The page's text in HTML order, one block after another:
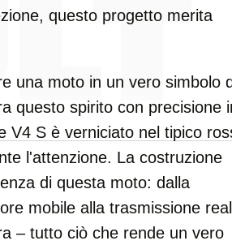
questo progetto merita
una moto in un vero simbolo
questo spirito con precisione
V4 S è verniciato nel tipico
l'attenzione. La costruzione
di questa moto: dalla
mobile alla trasmissione
– tutto ciò che rende un vero